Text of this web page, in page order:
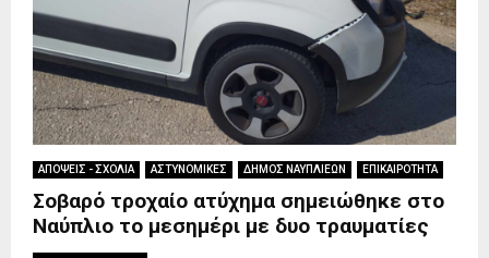
ΑΠΟΨΕΙΣ - ΣΧΟΛΙΑ ΑΣΤΥΝΟΜΙΚΕΣ ΔΗΜΟΣ ΝΑΥΠΛΙΕΩΝ ΕΠΙΚΑΙΡΟΤΗΤΑ
Σοβαρό τροχαίο ατύχημα σημειώθηκε στο
Ναύπλιο το μεσημέρι με δυο τραυματίες